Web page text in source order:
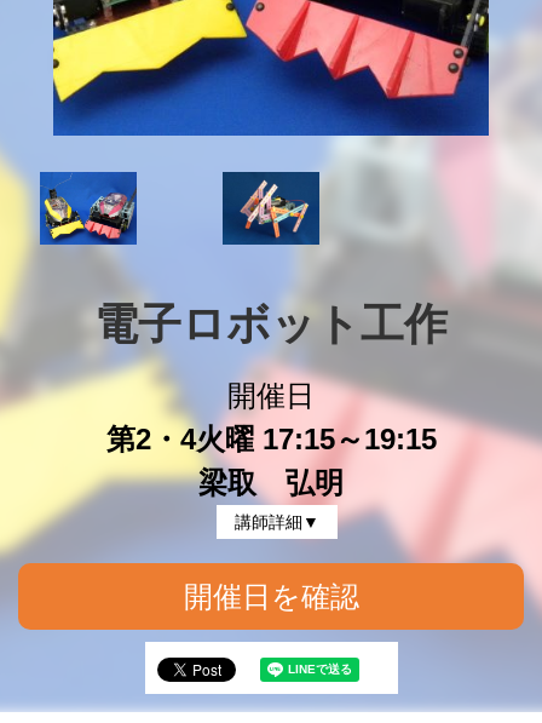
電子ロボット工作
開催日
第2・4火曜 17:15～19:15
梁取 弘明
講師詳細▼
開催日を確認